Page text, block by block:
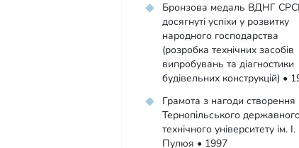
Бронзова медаль ВДНГ
досягнуті успіхи у розвитку
народного господарства
(розробка технічних засобів
випробувань та діагностики
будівельних конструкцій) •
Грамота з нагоди створення
Тернопільського
технічного університету ім. І.
Пулюя • 1997